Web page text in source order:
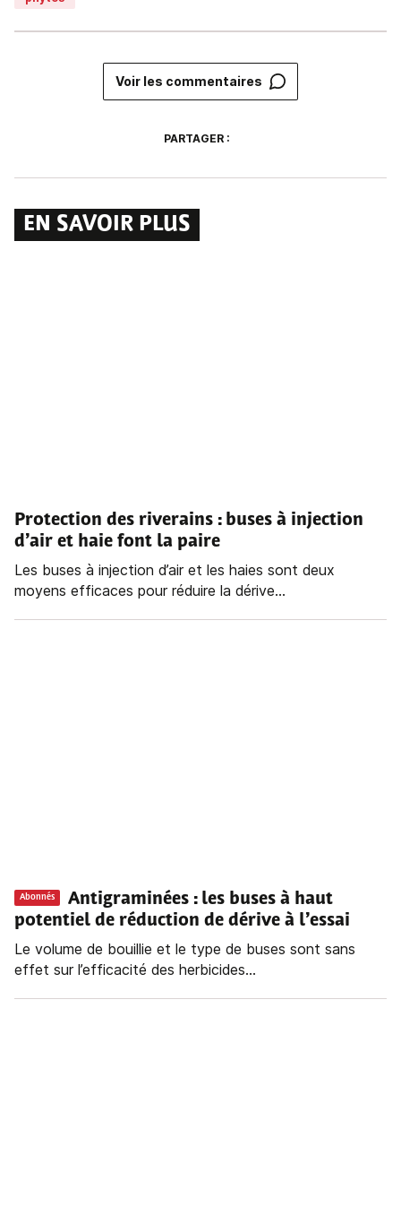
Voir les commentaires
PARTAGER :
EN SAVOIR PLUS
Protection des riverains : buses à injection
d’air et haie font la paire
Les buses à injection d’air et les haies sont deux
moyens efficaces pour réduire la dérive...
Abonnés Antigraminées : les buses à haut
potentiel de réduction de dérive à l’essai
Le volume de bouillie et le type de buses sont sans
effet sur l’efficacité des herbicides...